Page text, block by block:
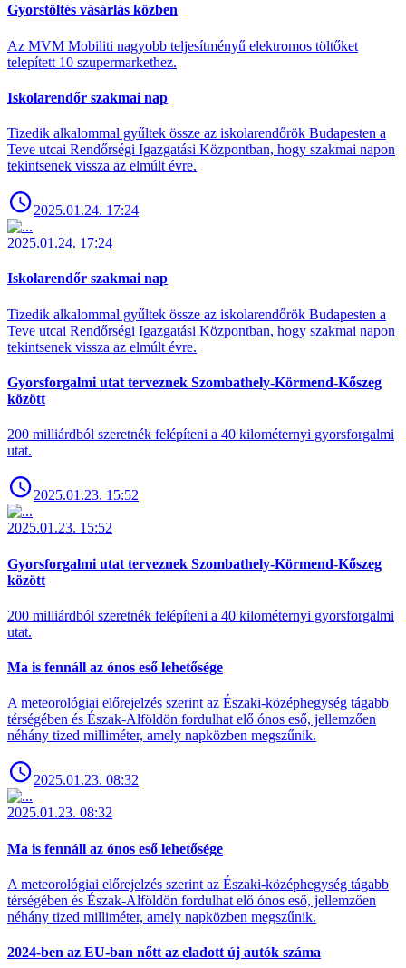
Gyorstöltés vásárlás közben
Az MVM Mobiliti nagyobb teljesítményű elektromos töltőket
telepített 10 szupermarkethez.
Iskolarendőr szakmai nap
Tizedik alkalommal gyűltek össze az iskolarendőrök Budapesten a
Teve utcai Rendőrségi Igazgatási Központban, hogy szakmai napon
tekintsenek vissza az elmúlt évre.
2025.01.24. 17:24
2025.01.24. 17:24
Iskolarendőr szakmai nap
Tizedik alkalommal gyűltek össze az iskolarendőrök Budapesten a
Teve utcai Rendőrségi Igazgatási Központban, hogy szakmai napon
tekintsenek vissza az elmúlt évre.
Gyorsforgalmi utat terveznek Szombathely-Körmend-Kőszeg
között
200 milliárdból szeretnék felépíteni a 40 kilométernyi gyorsforgalmi
utat.
2025.01.23. 15:52
2025.01.23. 15:52
Gyorsforgalmi utat terveznek Szombathely-Körmend-Kőszeg
között
200 milliárdból szeretnék felépíteni a 40 kilométernyi gyorsforgalmi
utat.
Ma is fennáll az ónos eső lehetősége
A meteorológiai előrejelzés szerint az Északi-középhegység tágabb
térségében és Észak-Alföldön fordulhat elő ónos eső, jellemzően
néhány tized milliméter, amely napközben megszűnik.
2025.01.23. 08:32
2025.01.23. 08:32
Ma is fennáll az ónos eső lehetősége
A meteorológiai előrejelzés szerint az Északi-középhegység tágabb
térségében és Észak-Alföldön fordulhat elő ónos eső, jellemzően
néhány tized milliméter, amely napközben megszűnik.
2024-ben az EU-ban nőtt az eladott új autók száma